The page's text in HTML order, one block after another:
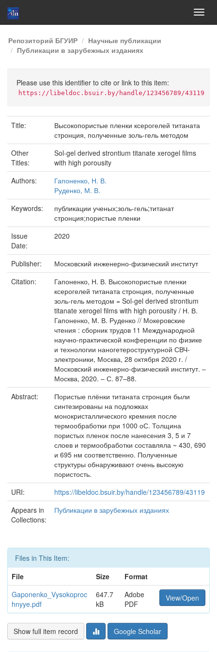
Skip
navigation
Репозиторий БГУИР
Научные публикации
Публикации в зарубежных изданиях
Please use this identifier to cite or link to this item:
https://libeldoc.bsuir.by/handle/123456789/43119
Title:
Высокопористые пленки ксерогелей титаната
стронция, полученные золь-гель методом
Other
Titles:
Sol-gel derived strontium titanate xerogel films
with high porousity
Authors:
Гапоненко, Н. В.
Руденко, М. В.
Keywords:
публикации ученых;золь-гель;титанат
стронция;пористые пленки
Issue
Date:
2020
Publisher:
Московский инженерно-физический институт
Citation:
Гапоненко, Н. В. Высокопористые пленки
ксерогелей титаната стронция, полученные
золь-гель методом = Sol-gel derived strontium
titanate xerogel films with high porousity / Н. В.
Гапоненко, М. В. Руденко // Мокеровские
чтения : сборник трудов 11 Международной
научно-практической конференции по физике
и технологии наногетероструктурной СВЧ-
электроники, Москва, 28 октября 2020 г. /
Московский инженерно-физический институт. –
Москва, 2020. – С. 87–88.
Abstract:
Пористые плёнки титаната стронция были
синтезированы на подложках
монокристаллического кремния после
термообработки при 1000 оС. Толщина
пористых пленок после нанесения 3, 5 и 7
слоев и термообработки составляла ~ 430, 690
и 695 нм соответственно. Полученные
структуры обнаруживают очень высокую
пористость.
URI:
https://libeldoc.bsuir.by/handle/123456789/43119
Appears in
Collections:
Публикации в зарубежных изданиях
Files in This Item:
File
Size
Format
Gaponenko_Vysokoproc
hnyye.pdf
647.7
kB
Adobe
PDF
View/Open
Show full item record Google Scholar